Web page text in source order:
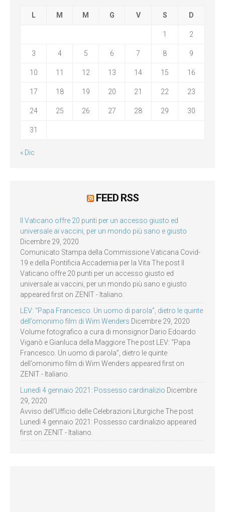
L M M G V S D
1 2
3 4 5 6 7 8 9
10 11 12 13 14 15 16
17 18 19 20 21 22 23
24 25 26 27 28 29 30
31
« Dic
FEED RSS
Il Vaticano offre 20 punti per un accesso giusto ed
universale ai vaccini, per un mondo più sano e giusto
Dicembre 29, 2020
Comunicato Stampa della Commissione Vaticana Covid-
19 e della Pontificia Accademia per la Vita The post Il
Vaticano offre 20 punti per un accesso giusto ed
universale ai vaccini, per un mondo più sano e giusto
appeared first on ZENIT - Italiano.
LEV: “Papa Francesco. Un uomo di parola”, dietro le quinte
dell’omonimo film di Wim Wenders Dicembre 29, 2020
Volume fotografico a cura di monsignor Dario Edoardo
Viganò e Gianluca della Maggiore The post LEV: “Papa
Francesco. Un uomo di parola”, dietro le quinte
dell’omonimo film di Wim Wenders appeared first on
ZENIT - Italiano.
Lunedì 4 gennaio 2021: Possesso cardinalizio Dicembre
29, 2020
Avviso dell’Ufficio delle Celebrazioni Liturgiche The post
Lunedì 4 gennaio 2021: Possesso cardinalizio appeared
first on ZENIT - Italiano.